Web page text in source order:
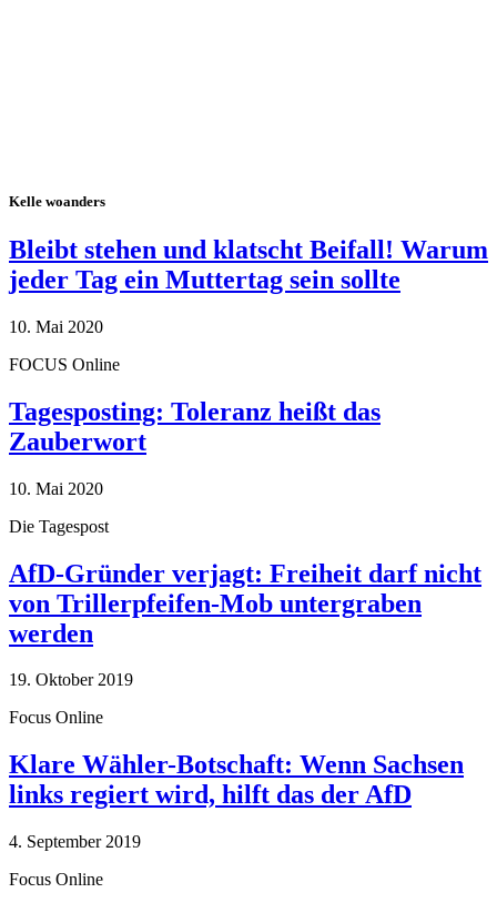
Kelle woanders
Bleibt stehen und klatscht Beifall! Warum
jeder Tag ein Muttertag sein sollte
10. Mai 2020
FOCUS Online
Tagesposting: Toleranz heißt das
Zauberwort
10. Mai 2020
Die Tagespost
AfD-Gründer verjagt: Freiheit darf nicht
von Trillerpfeifen-Mob untergraben
werden
19. Oktober 2019
Focus Online
Klare Wähler-Botschaft: Wenn Sachsen
links regiert wird, hilft das der AfD
4. September 2019
Focus Online